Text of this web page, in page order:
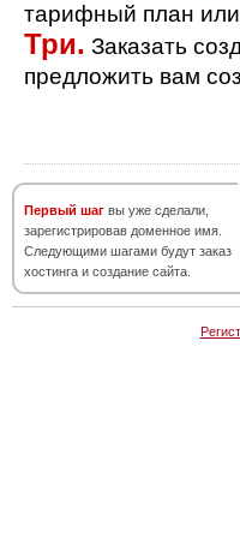
тарифный план или
Три. Заказать
предложить вам
Первый шаг вы уже сделали,
зарегистрировав доменное имя.
Следующими шагами будут заказ
хостинга и создание сайта.